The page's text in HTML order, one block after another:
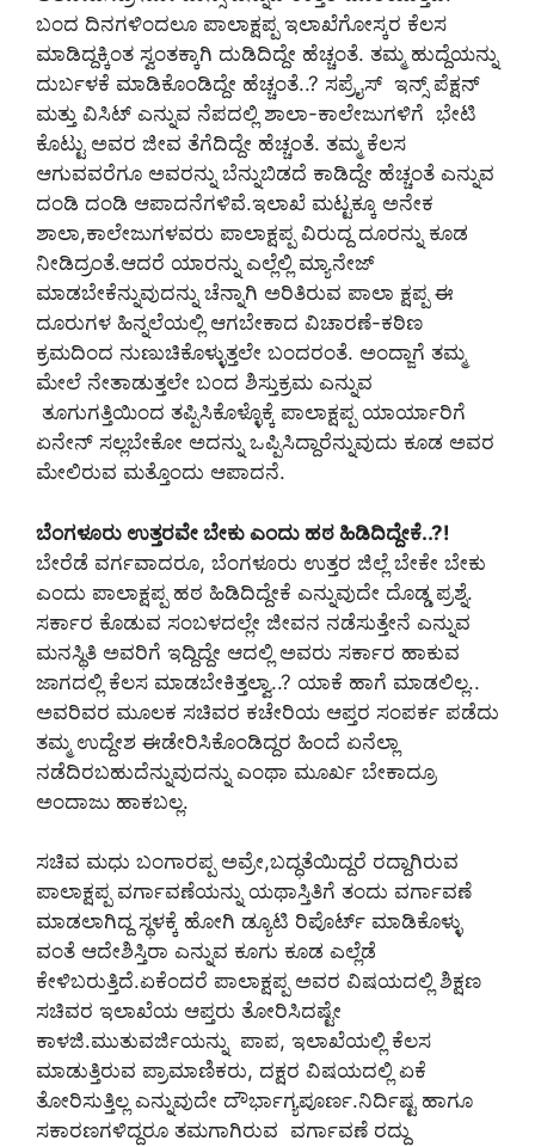
ಬಂದ ದಿನಗಳಿಂದಲೂ ಪಾಲಾಕ್ಷಪ್ಪ ಇಲಾಖೆಗೋಸ್ಕರ ಕೆಲಸ
ಮಾಡಿದ್ದಕ್ಕಿಂತ ಸ್ವಂತಕ್ಕಾಗಿ ದುಡಿದಿದ್ದೇ ಹೆಚ್ಚಂತೆ. ತಮ್ಮ ಹುದ್ದೆಯನ್ನು
ದುರ್ಬಳಕೆ ಮಾಡಿಕೊಂಡಿದ್ದೇ ಹೆಚ್ಚಂತೆ..? ಸಪ್ರೈಸ್‌ ಇನ್ಸ್‌ ಪೆಕ್ಷನ್
ಮತ್ತು ವಿಸಿಟ್‌ ಎನ್ನುವ ನೆಪದಲ್ಲಿ‌ ಶಾಲಾ-ಕಾಲೇಜುಗಳಿಗೆ ಭೇಟಿ
ಕೊಟ್ಟು ಅವರ ಜೀವ ತೆಗೆದಿದ್ದೇ ಹೆಚ್ಚಂತೆ. ತಮ್ಮ ಕೆಲಸ
ಆಗುವವರೆಗೂ ಅವರನ್ನು ಬೆನ್ನುಬಿಡದೆ ಕಾಡಿದ್ದೇ ಹೆಚ್ಚಂತೆ ಎನ್ನುವ
ದಂಡಿ ದಂಡಿ ಆಪಾದನೆಗಳಿವೆ.ಇಲಾಖೆ ಮಟ್ಟಕ್ಕೂ ಅನೇಕ
ಶಾಲಾ,ಕಾಲೇಜುಗಳವರು ಪಾಲಾಕ್ಷಪ್ಪ ವಿರುದ್ದ ದೂರನ್ನು ಕೂಡ
ನೀಡಿದ್ರಂತೆ.ಆದರೆ ಯಾರನ್ನು ಎಲ್ಲೆಲ್ಲಿ ಮ್ಯಾನೇಜ್‌
ಮಾಡಬೇಕೆನ್ನುವುದನ್ನು ಚೆನ್ನಾಗಿ ಅರಿತಿರುವ ಪಾಲಾ ಕ್ಷಪ್ಪ ಈ
ದೂರುಗಳ ಹಿನ್ನಲೆಯಲ್ಲಿ ಆಗಬೇಕಾದ ವಿಚಾರಣೆ-ಕಠಿಣ
ಕ್ರಮದಿಂದ ನುಣುಚಿಕೊಳ್ಳುತ್ತಲೇ ಬಂದರಂತೆ. ಅಂದ್ಜಾಗೆ ತಮ್ಮ
ಮೇಲೆ ನೇತಾಡುತ್ತಲೇ ಬಂದ ಶಿಸ್ತುಕ್ರಮ ಎನ್ನುವ
ತೂಗುಗತ್ತಿಯಿಂದ ತಪ್ಪಿಸಿಕೊಳ್ಳೊಕ್ಕೆ ಪಾಲಾಕ್ಷಪ್ಪ ಯಾರ್ಯಾರಿಗೆ
ಏನೇನ್‌ ಸಲ್ಲಬೇಕೋ ಅದನ್ನು ಒಪ್ಪಿಸಿದ್ದಾರೆನ್ನುವುದು ಕೂಡ ಅವರ
ಮೇಲಿರುವ ಮತ್ತೊಂದು ಆಪಾದನೆ.
ಬೆಂಗಳೂರು ಉತ್ತರವೇ ಬೇಕು ಎಂದು ಹಠ ಹಿಡಿದಿದ್ದೇಕೆ..?!
ಬೇರೆಡೆ ವರ್ಗವಾದರೂ, ಬೆಂಗಳೂರು ಉತ್ತರ ಜಿಲ್ಲೆ ಬೇಕೇ ಬೇಕು
ಎಂದು ಪಾಲಾಕ್ಷಪ್ಪ ಹಠ ಹಿಡಿದಿದ್ದೇಕೆ ಎನ್ನುವುದೇ ದೊಡ್ಡ ಪ್ರಶ್ನೆ.
ಸರ್ಕಾರ ಕೊಡುವ ಸಂಬಳದಲ್ಲೇ ಜೀವನ ನಡೆಸುತ್ತೇನೆ ಎನ್ನುವ
ಮನಸ್ಥಿತಿ ಅವರಿಗೆ ಇದ್ದಿದ್ದೇ ಆದಲ್ಲಿ ಅವರು ಸರ್ಕಾರ ಹಾಕುವ
ಜಾಗದಲ್ಲಿ ಕೆಲಸ ಮಾಡಬೇಕಿತ್ತಲ್ವಾ..? ಯಾಕೆ ಹಾಗೆ ಮಾಡಲಿಲ್ಲ..
ಅವರಿವರ ಮೂಲಕ ಸಚಿವರ ಕಚೇರಿಯ ಆಪ್ತರ ಸಂಪರ್ಕ ಪಡೆದು
ತಮ್ಮ ಉದ್ದೇಶ ಈಡೇರಿಸಿಕೊಂಡಿದ್ದರ ಹಿಂದೆ ಏನೆಲ್ಲಾ
ನಡೆದಿರಬಹುದೆನ್ನುವುದನ್ನು ಎಂಥಾ ಮೂರ್ಖ ಬೇಕಾದ್ರೂ
ಅಂದಾಜು ಹಾಕಬಲ್ಲ.
ಸಚಿವ ಮಧು ಬಂಗಾರಪ್ಪ ಅವ್ರೇ,ಬದ್ಧತೆಯಿದ್ದರೆ ರದ್ದಾಗಿರುವ
ಪಾಲಾಕ್ಷಪ್ಪ ವರ್ಗಾವಣೆಯನ್ನು ಯಥಾಸ್ತಿತಿಗೆ ತಂದು ವರ್ಗಾವಣೆ
ಮಾಡಲಾಗಿದ್ದ ಸ್ಥಳಕ್ಕೆ ಹೋಗಿ ಡ್ಯೂಟಿ ರಿಪೊರ್ಟ್‌ ಮಾಡಿಕೊಳ್ಳು
ವಂತೆ ಆದೇಶಿಸ್ತಿರಾ ಎನ್ನುವ ಕೂಗು ಕೂಡ ಎಲ್ಲೆಡೆ
ಕೇಳಿಬರುತ್ತಿದೆ.ಏಕೆಂದರೆ ಪಾಲಾಕ್ಷಪ್ಪ ಅವರ ವಿಷಯದಲ್ಲಿ ಶಿಕ್ಷಣ
ಸಚಿವರ ಇಲಾಖೆಯ ಆಪ್ತರು ತೋರಿಸಿದಷ್ಟೇ
ಕಾಳಜಿ.ಮುತುವರ್ಜಿಯನ್ನು ಪಾಪ, ಇಲಾಖೆಯಲ್ಲಿ ಕೆಲಸ
ಮಾಡುತ್ತಿರುವ ಪ್ರಾಮಾಣಿಕರು, ದಕ್ಷರ ವಿಷಯದಲ್ಲಿ ಏಕೆ
ತೋರಿಸುತ್ತಿಲ್ಲ ಎನ್ನುವುದೇ ದೌರ್ಭಾಗ್ಯಪೂರ್ಣ.ನಿರ್ದಿಷ್ಟ ಹಾಗೂ
ಸಕಾರಣಗಳಿದ್ದರೂ ತಮಗಾಗಿರುವ ವರ್ಗಾವಣೆ ರದ್ದು